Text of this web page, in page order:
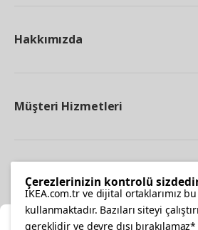
Hakkımızda
Müşteri Hizmetleri
Çerezlerinizin kontrolü
IKEA.com.tr ve dijital ortaklarımız
kullanmaktadır. Bazıları siteyi
gereklidir ve devre dışı